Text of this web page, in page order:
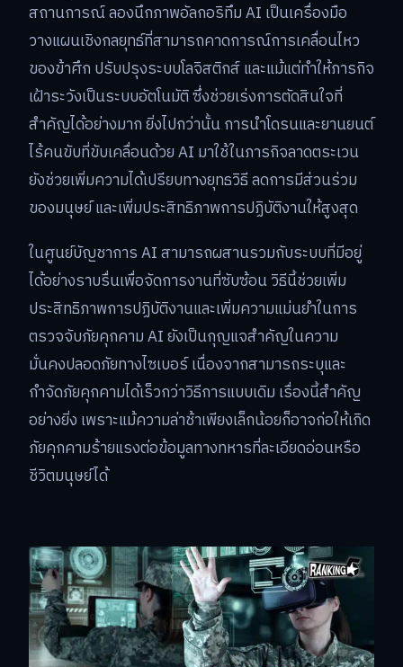
สถานการณ์ ลองนึกภาพอัลกอริทึม AI เป็นเครื่องมือ
วางแผนเชิงกลยุทธ์ที่สามารถคาดการณ์การเคลื่อนไหว
ของข้าศึก ปรับปรุงระบบโลจิสติกส์ และแม้แต่ทำให้ภารกิจ
เฝ้าระวังเป็นระบบอัตโนมัติ ซึ่งช่วยเร่งการตัดสินใจที่
สำคัญได้อย่างมาก ยิ่งไปกว่านั้น การนำโดรนและยานยนต์
ไร้คนขับที่ขับเคลื่อนด้วย AI มาใช้ในภารกิจลาดตระเวน
ยังช่วยเพิ่มความได้เปรียบทางยุทธวิธี ลดการมีส่วนร่วม
ของมนุษย์ และเพิ่มประสิทธิภาพการปฏิบัติงานให้สูงสุด
ในศูนย์บัญชาการ AI สามารถผสานรวมกับระบบที่มีอยู่
ได้อย่างราบรื่นเพื่อจัดการงานที่ซับซ้อน วิธีนี้ช่วยเพิ่ม
ประสิทธิภาพการปฏิบัติงานและเพิ่มความแม่นยำในการ
ตรวจจับภัยคุกคาม AI ยังเป็นกุญแจสำคัญในความ
มั่นคงปลอดภัยทางไซเบอร์ เนื่องจากสามารถระบุและ
กำจัดภัยคุกคามได้เร็วกว่าวิธีการแบบเดิม เรื่องนี้สำคัญ
อย่างยิ่ง เพราะแม้ความล่าช้าเพียงเล็กน้อยก็อาจก่อให้เกิด
ภัยคุกคามร้ายแรงต่อข้อมูลทางทหารที่ละเอียดอ่อนหรือ
ชีวิตมนุษย์ได้